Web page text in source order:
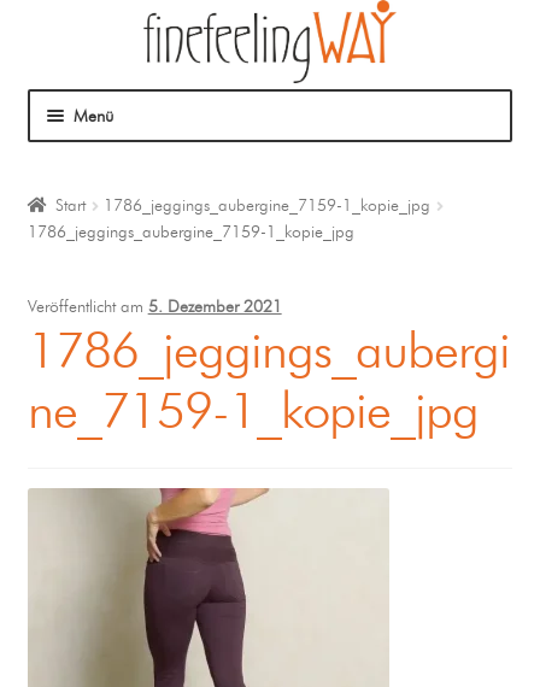
Menü
Mein Angebot
Coaching
Klangmassage
Start
1786_jeggings_aubergine_7159-1_kopie_jpg
1786_jeggings_aubergine_7159-1_kopie_jpg
Veröffentlicht am 5. Dezember 2021
1786_jeggings_aubergi
ne_7159-1_kopie_jpg